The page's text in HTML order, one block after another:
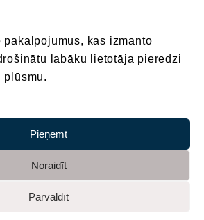
pakalpojumus, kas izmanto
labāku lietotāja pieredzi
plūsmu.
Pieņemt
Noraidīt
Pārvaldīt